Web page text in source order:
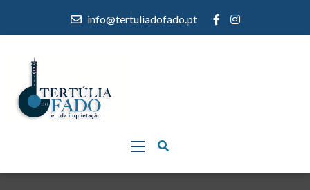
info@tertuliadofado.pt